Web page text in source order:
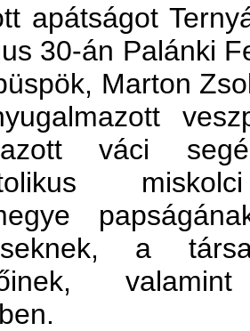
apátságot
30-án Palánki
Marton
váci
a